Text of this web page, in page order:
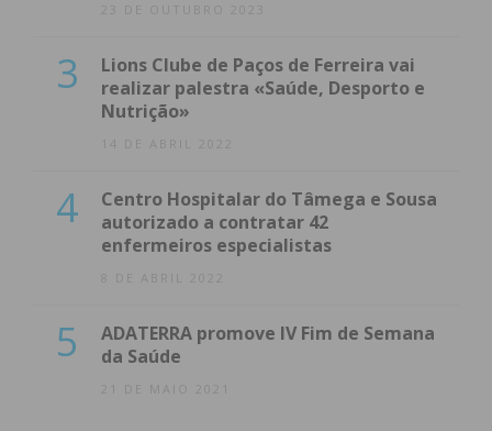
23 DE OUTUBRO 2023
3
Lions Clube de Paços de Ferreira vai
realizar palestra «Saúde, Desporto e
Nutrição»
14 DE ABRIL 2022
4
Centro Hospitalar do Tâmega e Sousa
autorizado a contratar 42
enfermeiros especialistas
8 DE ABRIL 2022
5
ADATERRA promove IV Fim de Semana
da Saúde
21 DE MAIO 2021